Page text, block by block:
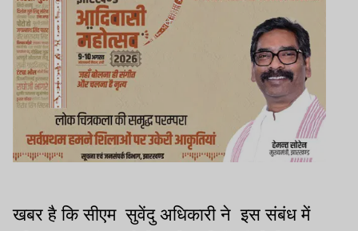
खबर है कि सीएम सुवेंदु अधिकारी ने इस संबंध में